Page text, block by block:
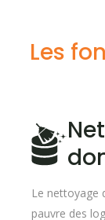
Les
Le nettoyage
pauvre des